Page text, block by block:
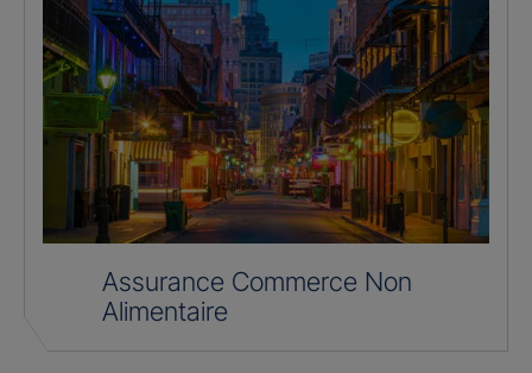
Assurance Commerce Non
Alimentaire